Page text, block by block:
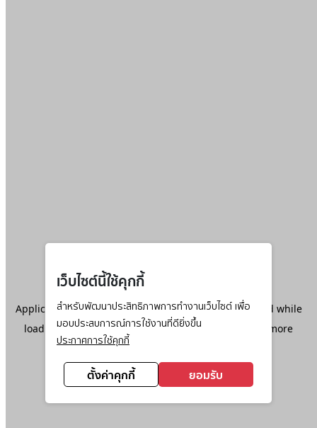
เว็บไซต์นี้ใช้คุกกี้
สำหรับพัฒนาประสิทธิภาพการทำงานเว็บไซต์ เพื่อ
มอบประสบการณ์การใช้งานที่ดียิ่งขึ้น
ประกาศการใช้คุกกี้
ตั้งค่าคุกกี้ ยอมรับ
Application error: aclient-side exception has occurred while
loadingwww.ktc.co.th(see the browser console
for more
information).